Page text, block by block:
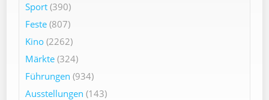
Sport (390)
Feste (807)
Kino (2262)
Märkte (324)
Führungen (934)
Ausstellungen (143)